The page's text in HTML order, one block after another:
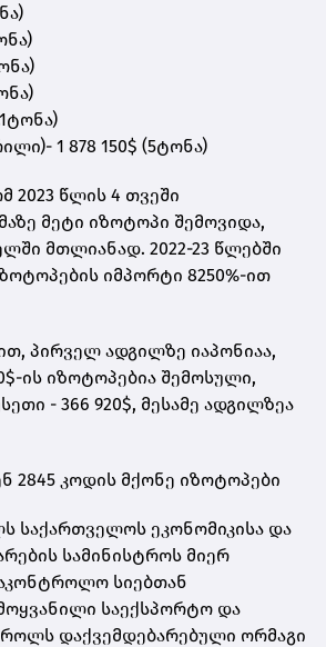
1 878 150$ (5ტონა)
2023 წლის 4 თვეში
მეტი იზოტოპი შემოვიდა,
მთლიანად. 2022-23 წლებში
იმპორტი 8250%-ით
პირველ ადგილზე იაპონიაა,
ის იზოტოპებია შემოსული,
- 366 920$, მესამე ადგილზეა
2845 კოდის მქონე იზოტოპები
საქართველოს ეკონომიკისა და
სამინისტროს მიერ
სიებთან
საექსპორტო და
დაქვემდებარებული ორმაგი